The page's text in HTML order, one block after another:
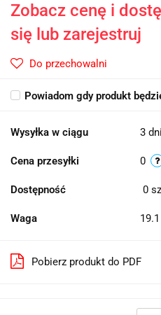
Zobacz cenę i
się lub zarejestruj
Do przechowalni
Powiadom gdy produkt
Wysyłka w ciągu 3 dni
Cena przesyłki 0
Dostępność 0
Waga
Pobierz produkt do PDF